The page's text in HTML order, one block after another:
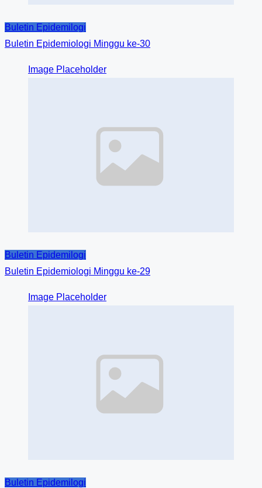
Buletin Epidemilogi
Buletin Epidemiologi Minggu ke-30
Image Placeholder
Buletin Epidemilogi
Buletin Epidemiologi Minggu ke-29
Image Placeholder
Buletin Epidemilogi